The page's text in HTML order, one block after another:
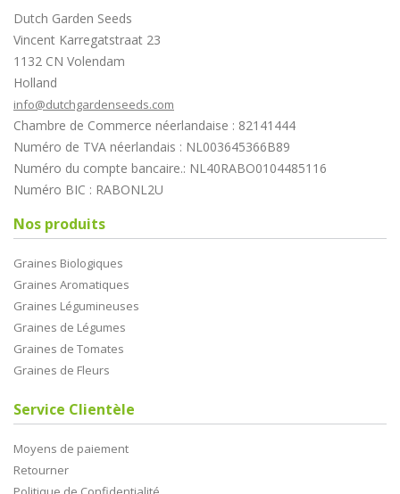
Dutch Garden Seeds
Vincent Karregatstraat 23
1132 CN Volendam
Holland
info@dutchgardenseeds.com
Chambre de Commerce néerlandaise : 82141444
Numéro de TVA néerlandais : NL003645366B89
Numéro du compte bancaire.: NL40RABO0104485116
Numéro BIC : RABONL2U
Nos produits
Graines Biologiques
Graines Aromatiques
Graines Légumineuses
Graines de Légumes
Graines de Tomates
Graines de Fleurs
Service Clientèle
Moyens de paiement
Retourner